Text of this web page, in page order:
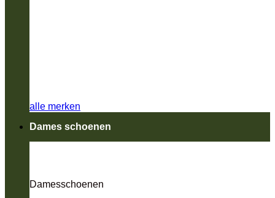
alle merken
Dames schoenen
Damesschoenen